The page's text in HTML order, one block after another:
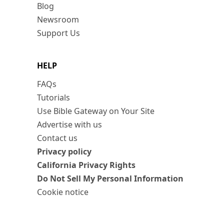
Blog
Newsroom
Support Us
HELP
FAQs
Tutorials
Use Bible Gateway on Your Site
Advertise with us
Contact us
Privacy policy
California Privacy Rights
Do Not Sell My Personal Information
Cookie notice